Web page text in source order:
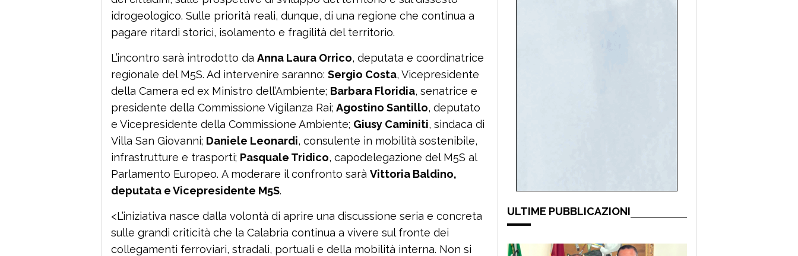
idrogeologico. Sulle priorità reali, dunque, di una regione che continua a
pagare ritardi storici, isolamento e fragilità del territorio.
L’incontro sarà introdotto da Anna Laura Orrico, deputata e coordinatrice
regionale del M5S. Ad intervenire saranno: Sergio Costa, Vicepresidente
della Camera ed ex Ministro dell’Ambiente; Barbara Floridia, senatrice e
presidente della Commissione Vigilanza Rai; Agostino Santillo, deputato
e Vicepresidente della Commissione Ambiente; Giusy Caminiti, sindaca di
Villa San Giovanni; Daniele Leonardi, consulente in mobilità sostenibile,
infrastrutture e trasporti; Pasquale Tridico, capodelegazione del M5S al
Parlamento Europeo. A moderare il confronto sarà Vittoria Baldino,
deputata e Vicepresidente M5S.
<L’iniziativa nasce dalla volontà di aprire una discussione seria e concreta
sulle grandi criticità che la Calabria continua a vivere sul fronte dei
collegamenti ferroviari, stradali, portuali e della mobilità interna. Non si
ULTIME PUBBLICAZIONI